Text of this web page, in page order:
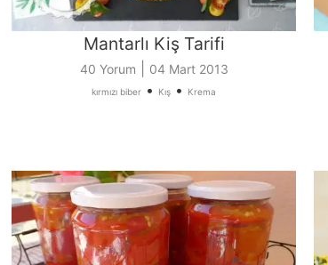
Mantarlı Kiş Tarifi
40 Yorum 04 Mart 2013
kırmızı biber • Kış • Krema